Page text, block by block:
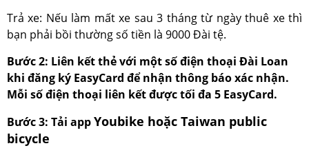
Trả xe: Nếu làm mất xe sau 3 tháng từ ngày thuê xe thì
bạn phải bồi thường số tiền là 9000 Đài tệ.
Bước 2: Liên kết thẻ với một số điện thoại Đài Loan
khi đăng ký EasyCard để nhận thông báo xác nhận.
Mỗi số điện thoại liên kết được tối đa 5 EasyCard.
Bước 3: Tải appYoubike hoặc Taiwan public
bicycle